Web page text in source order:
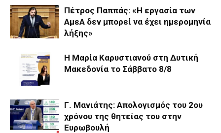
Πέτρος Παππάς: «Η εργασία των
ΑμεΑ δεν μπορεί να έχει ημερομηνία
λήξης»
Η Μαρία Καρυστιανού στη Δυτική
Μακεδονία το Σάββατο 8/8
Γ. Μανιάτης: Aπολογισμός του 2ου
χρόνου της θητείας του στην
Ευρωβουλή